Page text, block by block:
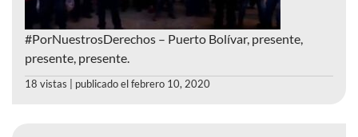
#PorNuestrosDerechos – Puerto Bolívar, presente,
presente, presente.
18 vistas publicado el febrero 10, 2020